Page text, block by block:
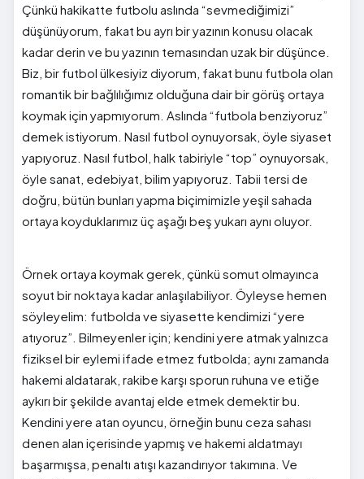
Çünkü hakikatte futbolu aslında “sevmediğimizi”
düşünüyorum, fakat bu ayrı bir yazının konusu olacak
kadar derin ve bu yazının temasından uzak bir düşünce.
Biz, bir futbol ülkesiyiz diyorum, fakat bunu futbola olan
romantik bir bağlılığımız olduğuna dair bir görüş ortaya
koymak için yapmıyorum. Aslında “futbola benziyoruz”
demek istiyorum. Nasıl futbol oynuyorsak, öyle siyaset
yapıyoruz. Nasıl futbol, halk tabiriyle “top” oynuyorsak,
öyle sanat, edebiyat, bilim yapıyoruz. Tabii tersi de
doğru, bütün bunları yapma biçimimizle yeşil sahada
ortaya koyduklarımız üç aşağı beş yukarı aynı oluyor.
Örnek ortaya koymak gerek, çünkü somut olmayınca
soyut bir noktaya kadar anlaşılabiliyor. Öyleyse hemen
söyleyelim: futbolda ve siyasette kendimizi “yere
atıyoruz”. Bilmeyenler için; kendini yere atmak yalnızca
fiziksel bir eylemi ifade etmez futbolda; aynı zamanda
hakemi aldatarak, rakibe karşı sporun ruhuna ve etiğe
aykırı bir şekilde avantaj elde etmek demektir bu.
Kendini yere atan oyuncu, örneğin bunu ceza sahası
denen alan içerisinde yapmış ve hakemi aldatmayı
başarmışsa, penaltı atışı kazandırıyor takımına. Ve